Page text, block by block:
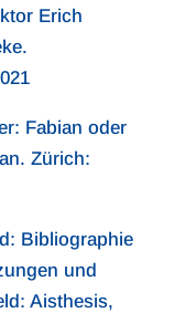
Erich
Fabian oder
Zürich:
Bibliographie
und
Aisthesis,